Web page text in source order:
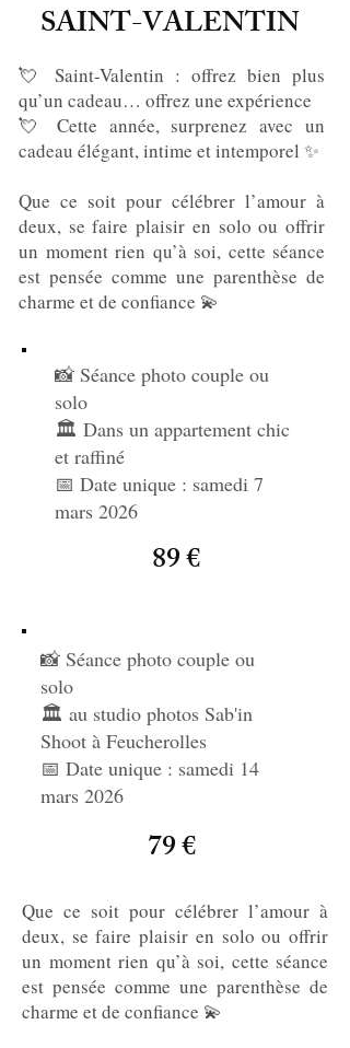
SAINT-VALENTIN
💘 Saint-Valentin : offrez bien plus
qu’un cadeau… offrez une expérience
💘 Cette année, surprenez avec un
cadeau élégant, intime et intemporel ✨
Que ce soit pour célébrer l’amour à
deux, se faire plaisir en solo ou offrir
un moment rien qu’à soi, cette séance
est pensée comme une parenthèse de
charme et de confiance 💫
📸 Séance photo couple ou
solo
🏛️ Dans un appartement chic
et raffiné
📅 Date unique : samedi 7
mars 2026
89 €
📸 Séance photo couple ou
solo
🏛️ au studio photos Sab'in
Shoot à Feucherolles
📅 Date unique : samedi 14
mars 2026
79 €
Que ce soit pour célébrer l’amour à
deux, se faire plaisir en solo ou offrir
un moment rien qu’à soi, cette séance
est pensée comme une parenthèse de
charme et de confiance 💫